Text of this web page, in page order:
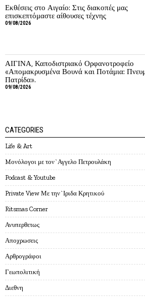
Εκθέσεις στο Αιγαίο: Στις διακοπές μας
επισκεπτόμαστε αίθουσες τέχνης
09/08/2026
ΑΙΓΙΝΑ, Καποδιστριακό Ορφανοτροφείο
«Απομακρυσμένα Βουνά και Ποτάμια:
Πατρίδα».
09/08/2026
CATEGORIES
Life & Art
Mονόλογοι με τον`Αγγελο Πετρουλάκη
Podcast & Youtube
Private View Με την`Ιριδα Κρητικού
Ritsmas Corner
Ανυπερθετως
Αποχρωσεις
Αρθρογράφοι
Γεωπολιτική
Διεθνη